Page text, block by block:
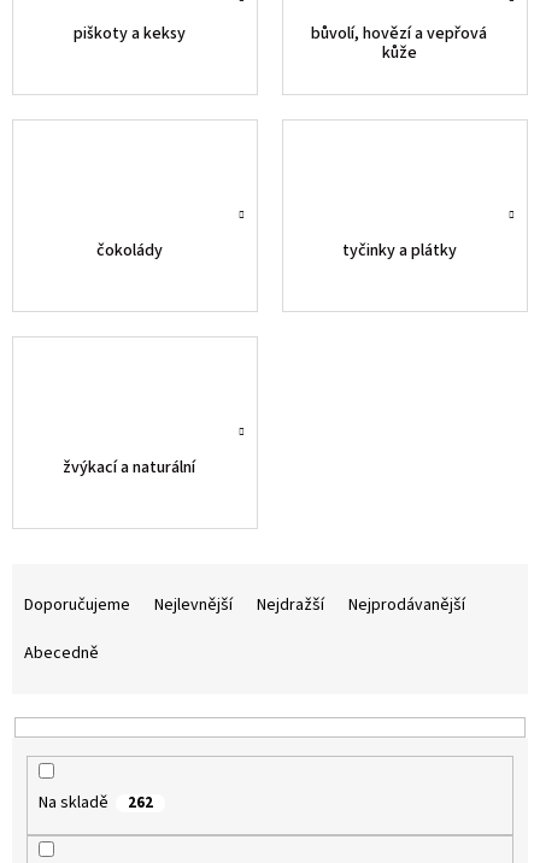
piškoty a keksy
bůvolí, hovězí a vepřová
kůže
čokolády tyčinky a plátky
žvýkací a naturální
p
Doporučujeme Nejlevnější Nejdražší
Nejprodávanější
Abecedně
Na skladě 262